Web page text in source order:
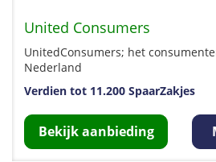
United Consumers
UnitedConsumers; het
Nederland
Verdien tot 11.200 SpaarZakjes
Bekijk aanbieding